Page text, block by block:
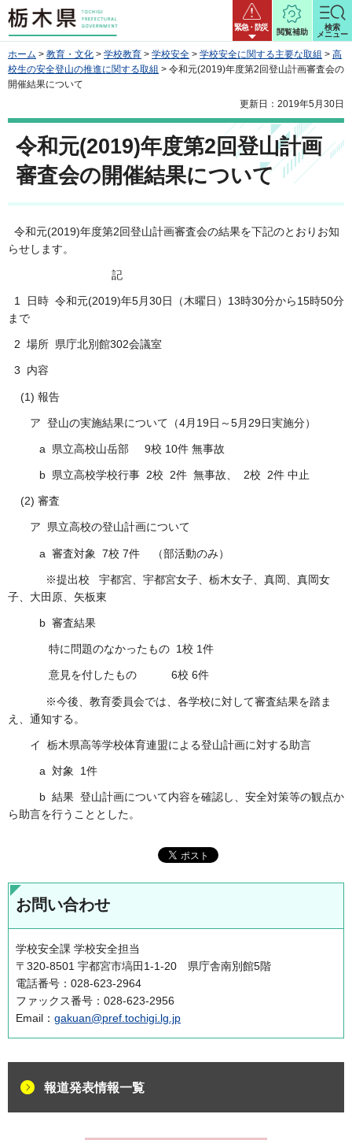
栃木県 緊急・防災
閲覧補助
検索
メニュー
ホーム > 教育・文化 > 学校教育 > 学校安全 > 学校安全に関する主要な取組 > 高
校生の安全登山の推進に関する取組 > 令和元(2019)年度第2回登山計画審査会の
開催結果について
更新日：2019年5月30日
令和元(2019)年度第2回登山計画
審査会の開催結果について
令和元(2019)年度第2回登山計画審査会の結果を下記のとおりお知
らせします。
記
1 日時 令和元(2019)年5月30日（木曜日）13時30分から15時50分
まで
2 場所 県庁北別館302会議室
3 内容
(1) 報告
ア 登山の実施結果について（4月19日～5月29日実施分）
a 県立高校山岳部 9校 10件 無事故
b 県立高校学校行事 2校 2件 無事故、 2校 2件 中止
(2) 審査
ア 県立高校の登山計画について
a 審査対象 7校 7件 （部活動のみ）
※提出校 宇都宮、宇都宮女子、栃木女子、真岡、真岡女
子、大田原、矢板東
b 審査結果
特に問題のなかったもの 1校 1件
意見を付したもの 6校 6件
※今後、教育委員会では、各学校に対して審査結果を踏ま
え、通知する。
イ 栃木県高等学校体育連盟による登山計画に対する助言
a 対象 1件
b 結果 登山計画について内容を確認し、安全対策等の観点か
ら助言を行うこととした。
お問い合わせ
学校安全課 学校安全担当
〒320-8501 宇都宮市塙田1-1-20 県庁舎南別館5階
電話番号：028-623-2964
ファックス番号：028-623-2956
Email： gakuan@pref.tochigi.lg.jp
報道発表情報一覧